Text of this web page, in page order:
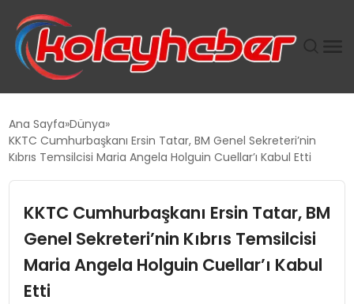
SUWEN’IN İSTIHDAM MODELI EKONOMIDE KADIN
TANYER YAPI ZEMIN MÜHENDISLIĞINDE HEDEF
BÜYÜTTÜ
TOROSLAR’DA PAZAR GERGİNLİĞİ!
Ana Sayfa Dünya
KKTC Cumhurbaşkanı Ersin Tatar, BM Genel Sekreteri’nin
Kıbrıs Temsilcisi Maria Angela Holguin Cuellar’ı Kabul Etti
KKTC Cumhurbaşkanı Ersin Tatar, BM
Genel Sekreteri’nin Kıbrıs Temsilcisi
Maria Angela Holguin Cuellar’ı Kabul
Etti